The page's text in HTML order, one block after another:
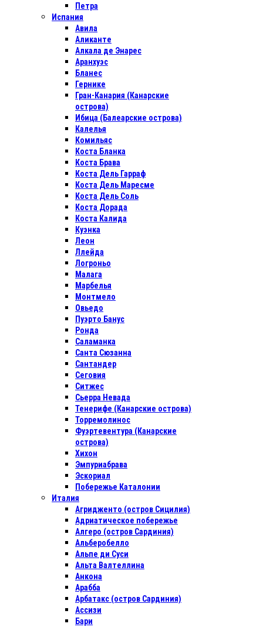
Петра
Испания
Авила
Аликанте
Алкала де Энарес
Аранхуэс
Бланес
Гернике
Гран-Канария (Канарские
острова)
Ибица (Балеарские острова)
Калелья
Комильяс
Коста Бланка
Коста Брава
Коста Дель Гарраф
Коста Дель Маресме
Коста Дель Соль
Коста Дорада
Коста Калида
Куэнка
Леон
Ллейда
Логроньо
Малага
Марбелья
Монтмело
Овьедо
Пуэрто Банус
Ронда
Саламанка
Санта Сюзанна
Сантандер
Сеговия
Ситжес
Сьерра Невада
Тенерифе (Канарские острова)
Торремолинос
Фуэртевентура (Канарские
острова)
Хихон
Эмпуриабрава
Эскориал
Побережье Каталонии
Италия
Агридженто (остров Сицилия)
Адриатическое побережье
Алгеро (остров Сардиния)
Альберобелло
Альпе ди Суси
Альта Валтеллина
Анкона
Арабба
Арбатакс (остров Сардиния)
Ассизи
Бари